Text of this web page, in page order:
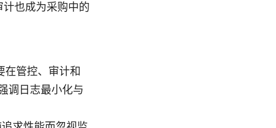
也成为采购中的
管控、审计和
调日志最小化与